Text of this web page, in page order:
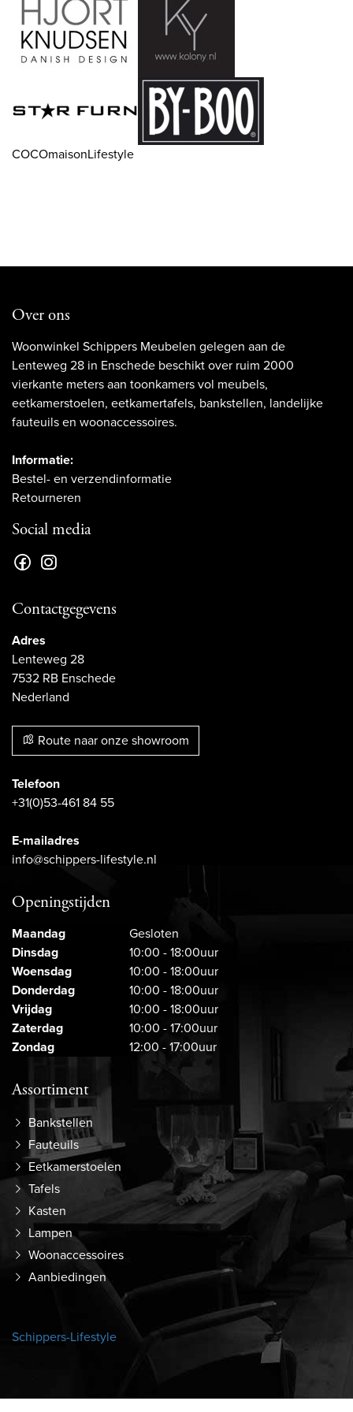
COCOmaisonLifestyle
Over ons
Woonwinkel Schippers Meubelen gelegen aan de
Lenteweg 28 in Enschede beschikt over ruim 2000
vierkante meters aan toonkamers vol meubels,
eetkamerstoelen, eetkamertafels, bankstellen, landelijke
fauteuils en woonaccessoires.
Informatie:
Bestel- en verzendinformatie
Retourneren
Social media
Contactgegevens
Adres
Lenteweg 28
7532 RB Enschede
Nederland
Route naar onze showroom
Telefoon
+31(0)53-461 84 55
E-mailadres
info@schippers-lifestyle.nl
Openingstijden
Maandag
Gesloten
Dinsdag
10:00 - 18:00uur
Woensdag
10:00 - 18:00uur
Donderdag
10:00 - 18:00uur
Vrijdag
10:00 - 18:00uur
Zaterdag
10:00 - 17:00uur
Zondag
12:00 - 17:00uur
Assortiment
Bankstellen
Fauteuils
Eetkamerstoelen
Tafels
Kasten
Lampen
Woonaccessoires
Aanbiedingen
Schippers-Lifestyle